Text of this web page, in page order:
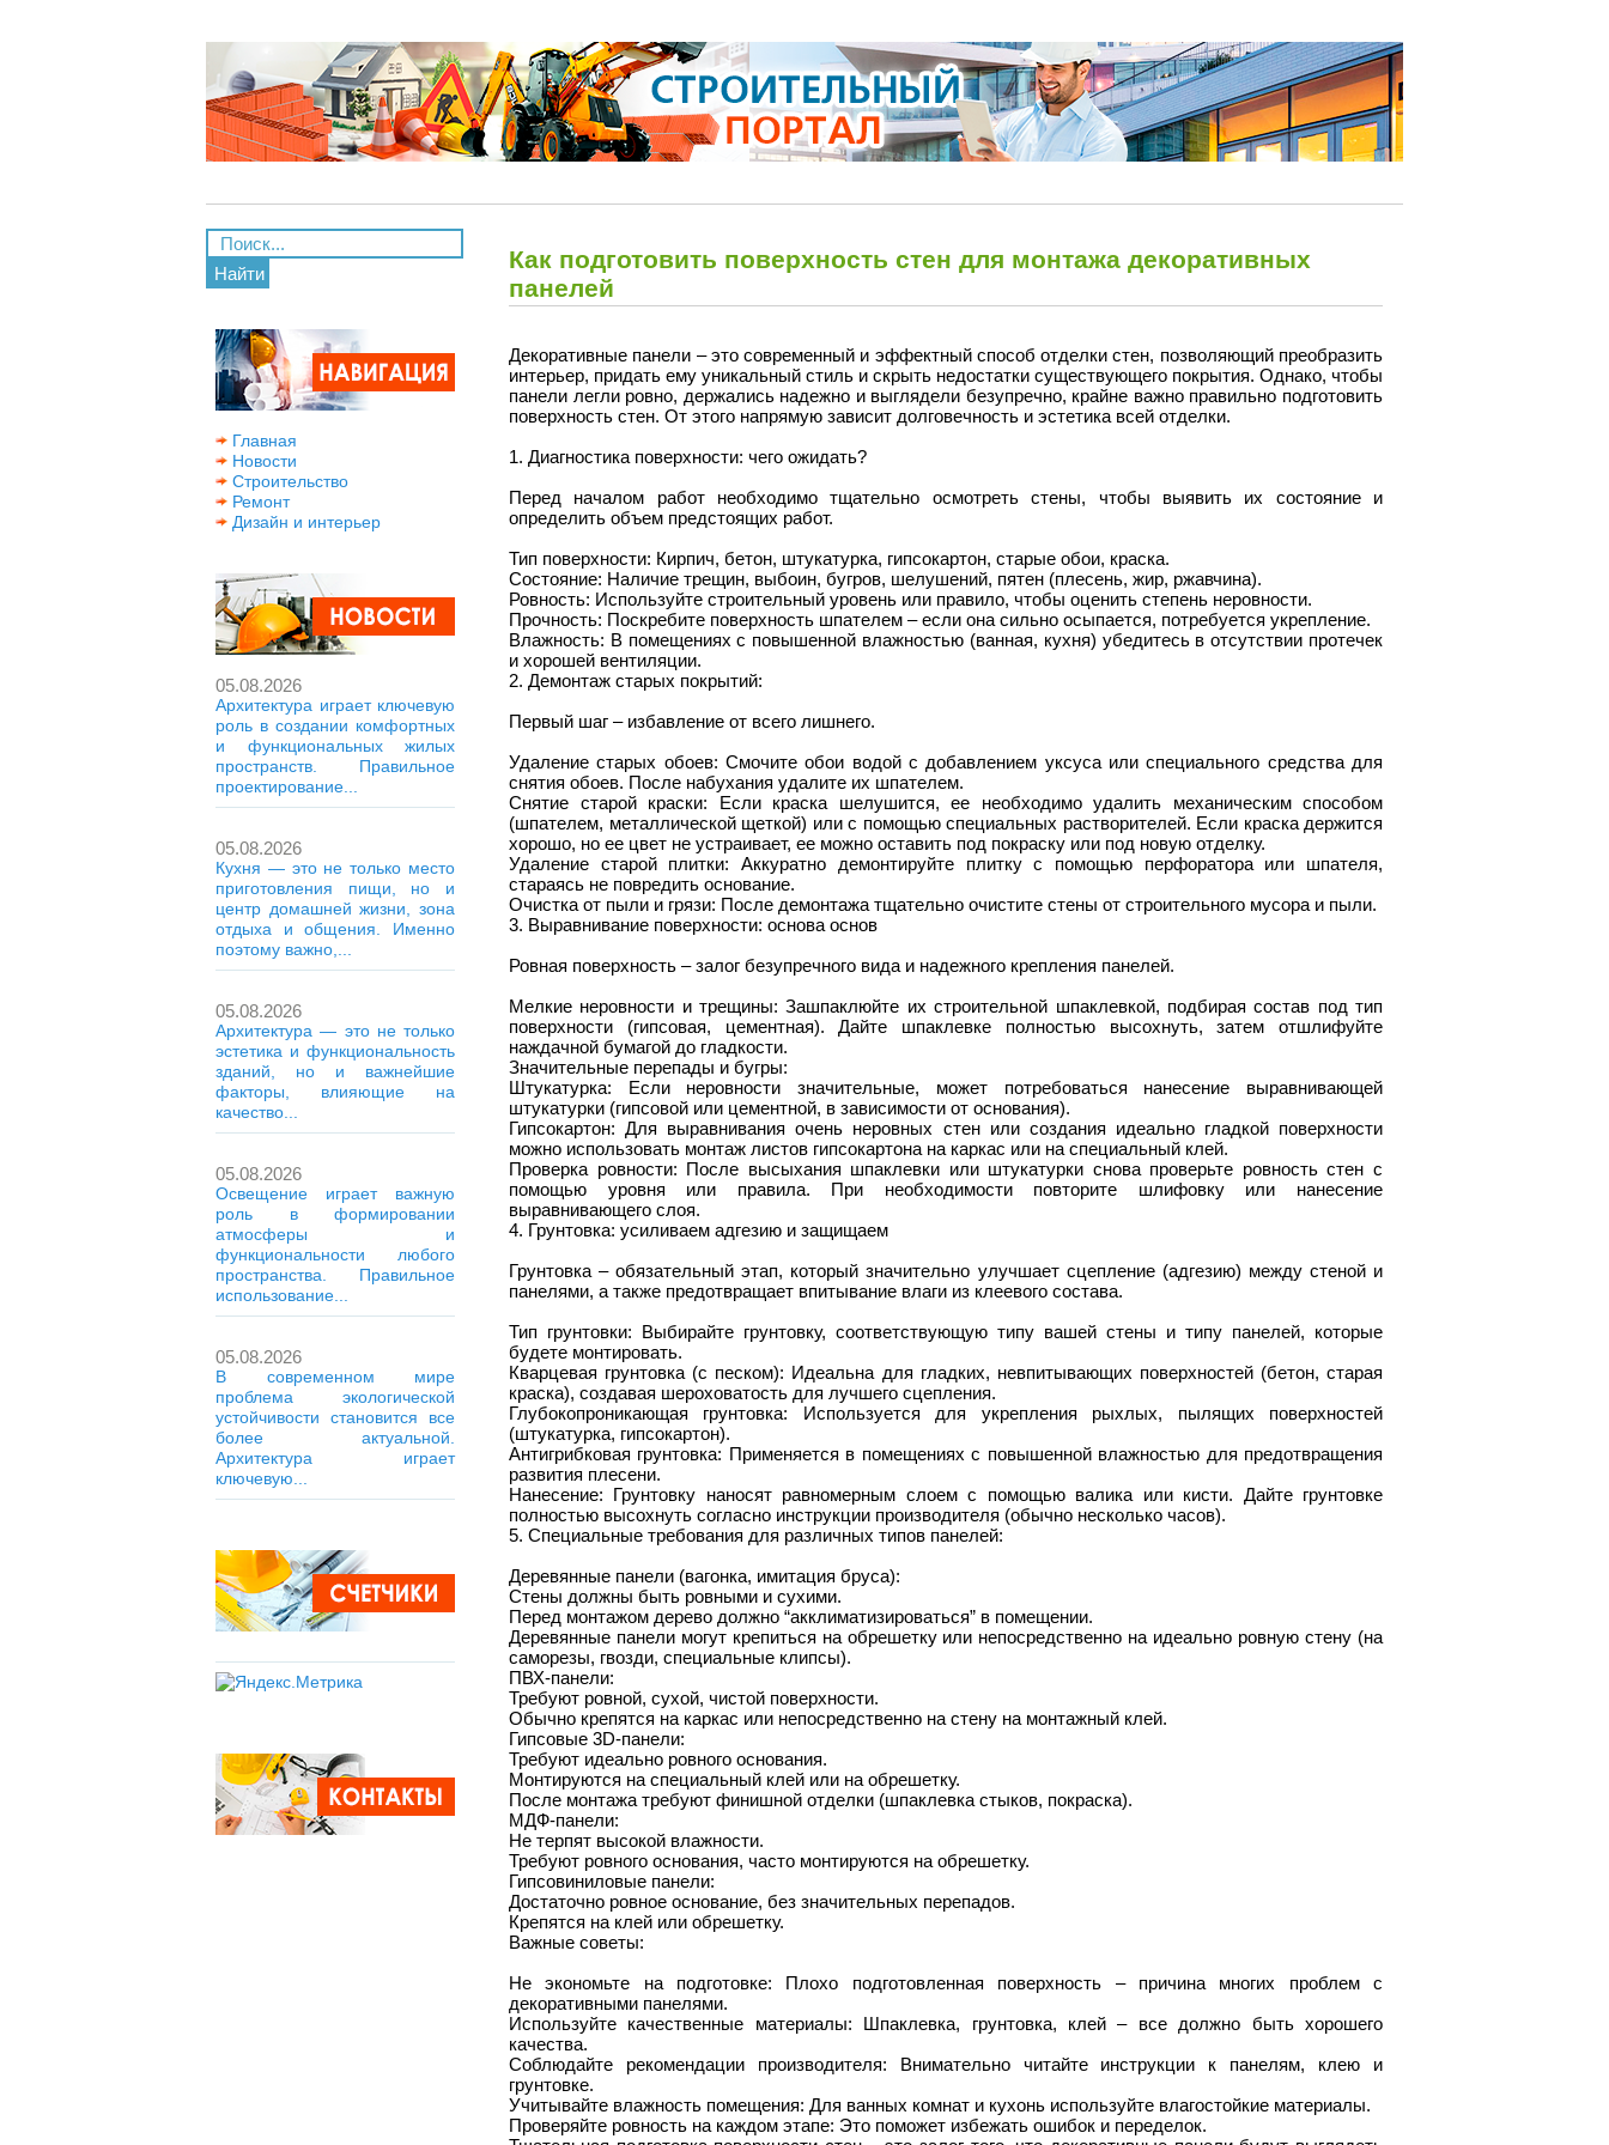
Найти
Главная
Новости
Строительство
Ремонт
Дизайн и интерьер
05.08.2026
Архитектура играет ключевую
роль в создании комфортных
и функциональных жилых
пространств. Правильное
проектирование...
05.08.2026
Кухня — это не только место
приготовления пищи, но и
центр домашней жизни, зона
отдыха и общения. Именно
поэтому важно,...
05.08.2026
Архитектура — это не только
эстетика и функциональность
зданий, но и важнейшие
факторы, влияющие на
качество...
05.08.2026
Освещение играет важную
роль в формировании
атмосферы и
функциональности любого
пространства. Правильное
использование...
05.08.2026
В современном мире
проблема экологической
устойчивости становится все
более актуальной.
Архитектура играет
ключевую...
Как подготовить поверхность стен для монтажа декоративных
панелей
Декоративные панели – это современный и эффектный способ отделки стен, позволяющий преобразить
интерьер, придать ему уникальный стиль и скрыть недостатки существующего покрытия. Однако, чтобы
панели легли ровно, держались надежно и выглядели безупречно, крайне важно правильно подготовить
поверхность стен. От этого напрямую зависит долговечность и эстетика всей отделки.
1. Диагностика поверхности: чего ожидать?
Перед началом работ необходимо тщательно осмотреть стены, чтобы выявить их состояние и
определить объем предстоящих работ.
Тип поверхности: Кирпич, бетон, штукатурка, гипсокартон, старые обои, краска.
Состояние: Наличие трещин, выбоин, бугров, шелушений, пятен (плесень, жир, ржавчина).
Ровность: Используйте строительный уровень или правило, чтобы оценить степень неровности.
Прочность: Поскребите поверхность шпателем – если она сильно осыпается, потребуется укрепление.
Влажность: В помещениях с повышенной влажностью (ванная, кухня) убедитесь в отсутствии протечек
и хорошей вентиляции.
2. Демонтаж старых покрытий:
Первый шаг – избавление от всего лишнего.
Удаление старых обоев: Смочите обои водой с добавлением уксуса или специального средства для
снятия обоев. После набухания удалите их шпателем.
Снятие старой краски: Если краска шелушится, ее необходимо удалить механическим способом
(шпателем, металлической щеткой) или с помощью специальных растворителей. Если краска держится
хорошо, но ее цвет не устраивает, ее можно оставить под покраску или под новую отделку.
Удаление старой плитки: Аккуратно демонтируйте плитку с помощью перфоратора или шпателя,
стараясь не повредить основание.
Очистка от пыли и грязи: После демонтажа тщательно очистите стены от строительного мусора и пыли.
3. Выравнивание поверхности: основа основ
Ровная поверхность – залог безупречного вида и надежного крепления панелей.
Мелкие неровности и трещины: Зашпаклюйте их строительной шпаклевкой, подбирая состав под тип
поверхности (гипсовая, цементная). Дайте шпаклевке полностью высохнуть, затем отшлифуйте
наждачной бумагой до гладкости.
Значительные перепады и бугры:
Штукатурка: Если неровности значительные, может потребоваться нанесение выравнивающей
штукатурки (гипсовой или цементной, в зависимости от основания).
Гипсокартон: Для выравнивания очень неровных стен или создания идеально гладкой поверхности
можно использовать монтаж листов гипсокартона на каркас или на специальный клей.
Проверка ровности: После высыхания шпаклевки или штукатурки снова проверьте ровность стен с
помощью уровня или правила. При необходимости повторите шлифовку или нанесение
выравнивающего слоя.
4. Грунтовка: усиливаем адгезию и защищаем
Грунтовка – обязательный этап, который значительно улучшает сцепление (адгезию) между стеной и
панелями, а также предотвращает впитывание влаги из клеевого состава.
Тип грунтовки: Выбирайте грунтовку, соответствующую типу вашей стены и типу панелей, которые
будете монтировать.
Кварцевая грунтовка (с песком): Идеальна для гладких, невпитывающих поверхностей (бетон, старая
краска), создавая шероховатость для лучшего сцепления.
Глубокопроникающая грунтовка: Используется для укрепления рыхлых, пылящих поверхностей
(штукатурка, гипсокартон).
Антигрибковая грунтовка: Применяется в помещениях с повышенной влажностью для предотвращения
развития плесени.
Нанесение: Грунтовку наносят равномерным слоем с помощью валика или кисти. Дайте грунтовке
полностью высохнуть согласно инструкции производителя (обычно несколько часов).
5. Специальные требования для различных типов панелей:
Деревянные панели (вагонка, имитация бруса):
Стены должны быть ровными и сухими.
Перед монтажом дерево должно “акклиматизироваться” в помещении.
Деревянные панели могут крепиться на обрешетку или непосредственно на идеально ровную стену (на
саморезы, гвозди, специальные клипсы).
ПВХ-панели:
Требуют ровной, сухой, чистой поверхности.
Обычно крепятся на каркас или непосредственно на стену на монтажный клей.
Гипсовые 3D-панели:
Требуют идеально ровного основания.
Монтируются на специальный клей или на обрешетку.
После монтажа требуют финишной отделки (шпаклевка стыков, покраска).
МДФ-панели:
Не терпят высокой влажности.
Требуют ровного основания, часто монтируются на обрешетку.
Гипсовиниловые панели:
Достаточно ровное основание, без значительных перепадов.
Крепятся на клей или обрешетку.
Важные советы:
Не экономьте на подготовке: Плохо подготовленная поверхность – причина многих проблем с
декоративными панелями.
Используйте качественные материалы: Шпаклевка, грунтовка, клей – все должно быть хорошего
качества.
Соблюдайте рекомендации производителя: Внимательно читайте инструкции к панелям, клею и
грунтовке.
Учитывайте влажность помещения: Для ванных комнат и кухонь используйте влагостойкие материалы.
Проверяйте ровность на каждом этапе: Это поможет избежать ошибок и переделок.